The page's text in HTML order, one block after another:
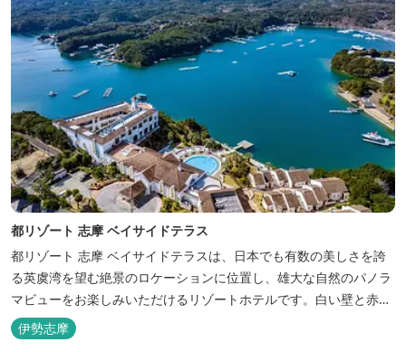
都リゾート 志摩 ベイサイドテラス
都リゾート 志摩 ベイサイドテラスは、日本でも有数の美しさを誇
る英虞湾を望む絶景のロケーションに位置し、雄大な自然のパノラ
マビューをお楽しみいただけるリゾートホテルです。白い壁と赤瓦
の屋根が連なる外観が印象的で、開放的なスパニッシュスタイルを
取り入れた建築美は陽気で自由な寛ぎを感じさせ、まるで異国に足
伊勢志摩